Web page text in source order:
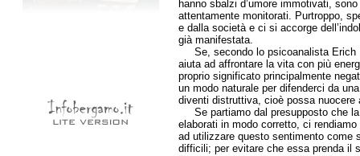
hanno sbalzi d’umore immotivati,
attentamente monitorati. Purtroppo,
e dalla società e ci si accorge
già manifestata.
Se, secondo lo psicoanalista Erich
aiuta ad affrontare la vita con più
proprio significato principalmente
un modo naturale per difenderci da
diventi distruttiva, cioè possa
Se partiamo dal presupposto che la
elaborati in modo corretto, ci
ad utilizzare questo sentimento come
difficili; per evitare che essa prenda il